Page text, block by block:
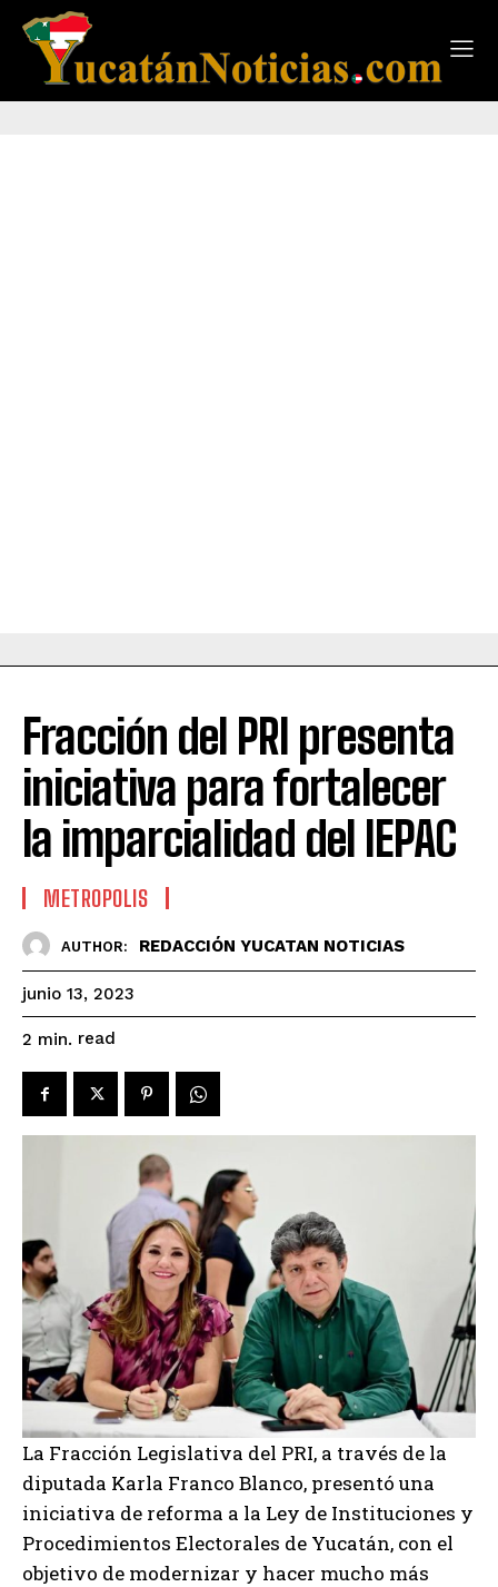
Fracción del PRI presenta
iniciativa para fortalecer
la imparcialidad del IEPAC
METROPOLIS
AUTHOR: REDACCIÓN YUCATAN NOTICIAS
junio 13, 2023
2 min. read
La Fracción Legislativa del PRI, a través de la
diputada Karla Franco Blanco, presentó una
iniciativa de reforma a la Ley de Instituciones y
Procedimientos Electorales de Yucatán, con el
objetivo de modernizar y hacer mucho más